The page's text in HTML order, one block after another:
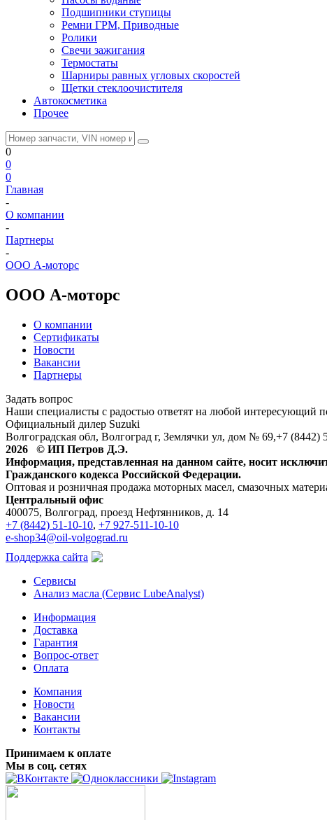
Подшипники ступицы
Ремни ГРМ, Приводные
Ролики
Свечи зажигания
Термостаты
Шарниры равных угловых скоростей
Щетки стеклоочистителя
Автокосметика
Прочее
0
0
0
Главная
-
О компании
-
Партнеры
-
ООО А-моторс
ООО А-моторс
О компании
Сертификаты
Новости
Вакансии
Партнеры
Задать вопрос
Наши специалисты с радостью ответят на любой интересующий
Официальный дилер Suzuki
Волгоградская обл, Волгоград г, Землячки ул, дом № 69,+7
2026 © ИП Петров Д.Э.
Информация, представленная на данном сайте, носит
Гражданского кодекса Российской Федерации.
Оптовая и розничная продажа моторных масел, смазочных
Центральный офис
400075, Волгоград, проезд Нефтянников, д. 14
+7 (8442) 51-10-10, +7 927-511-10-10
e-shop34@oil-volgograd.ru
Поддержка сайта
Сервисы
Анализ масла (Сервис LubeAnalyst)
Информация
Доставка
Гарантия
Вопрос-ответ
Оплата
Компания
Новости
Вакансии
Контакты
Принимаем к оплате
Мы в соц. сетях